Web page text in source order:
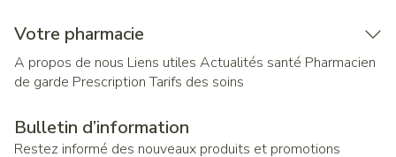
Votre pharmacie
A propos de nous Liens utiles Actualités santé Pharmacien
de garde Prescription Tarifs des soins
Bulletin d’information
Restez informé des nouveaux produits et promotions